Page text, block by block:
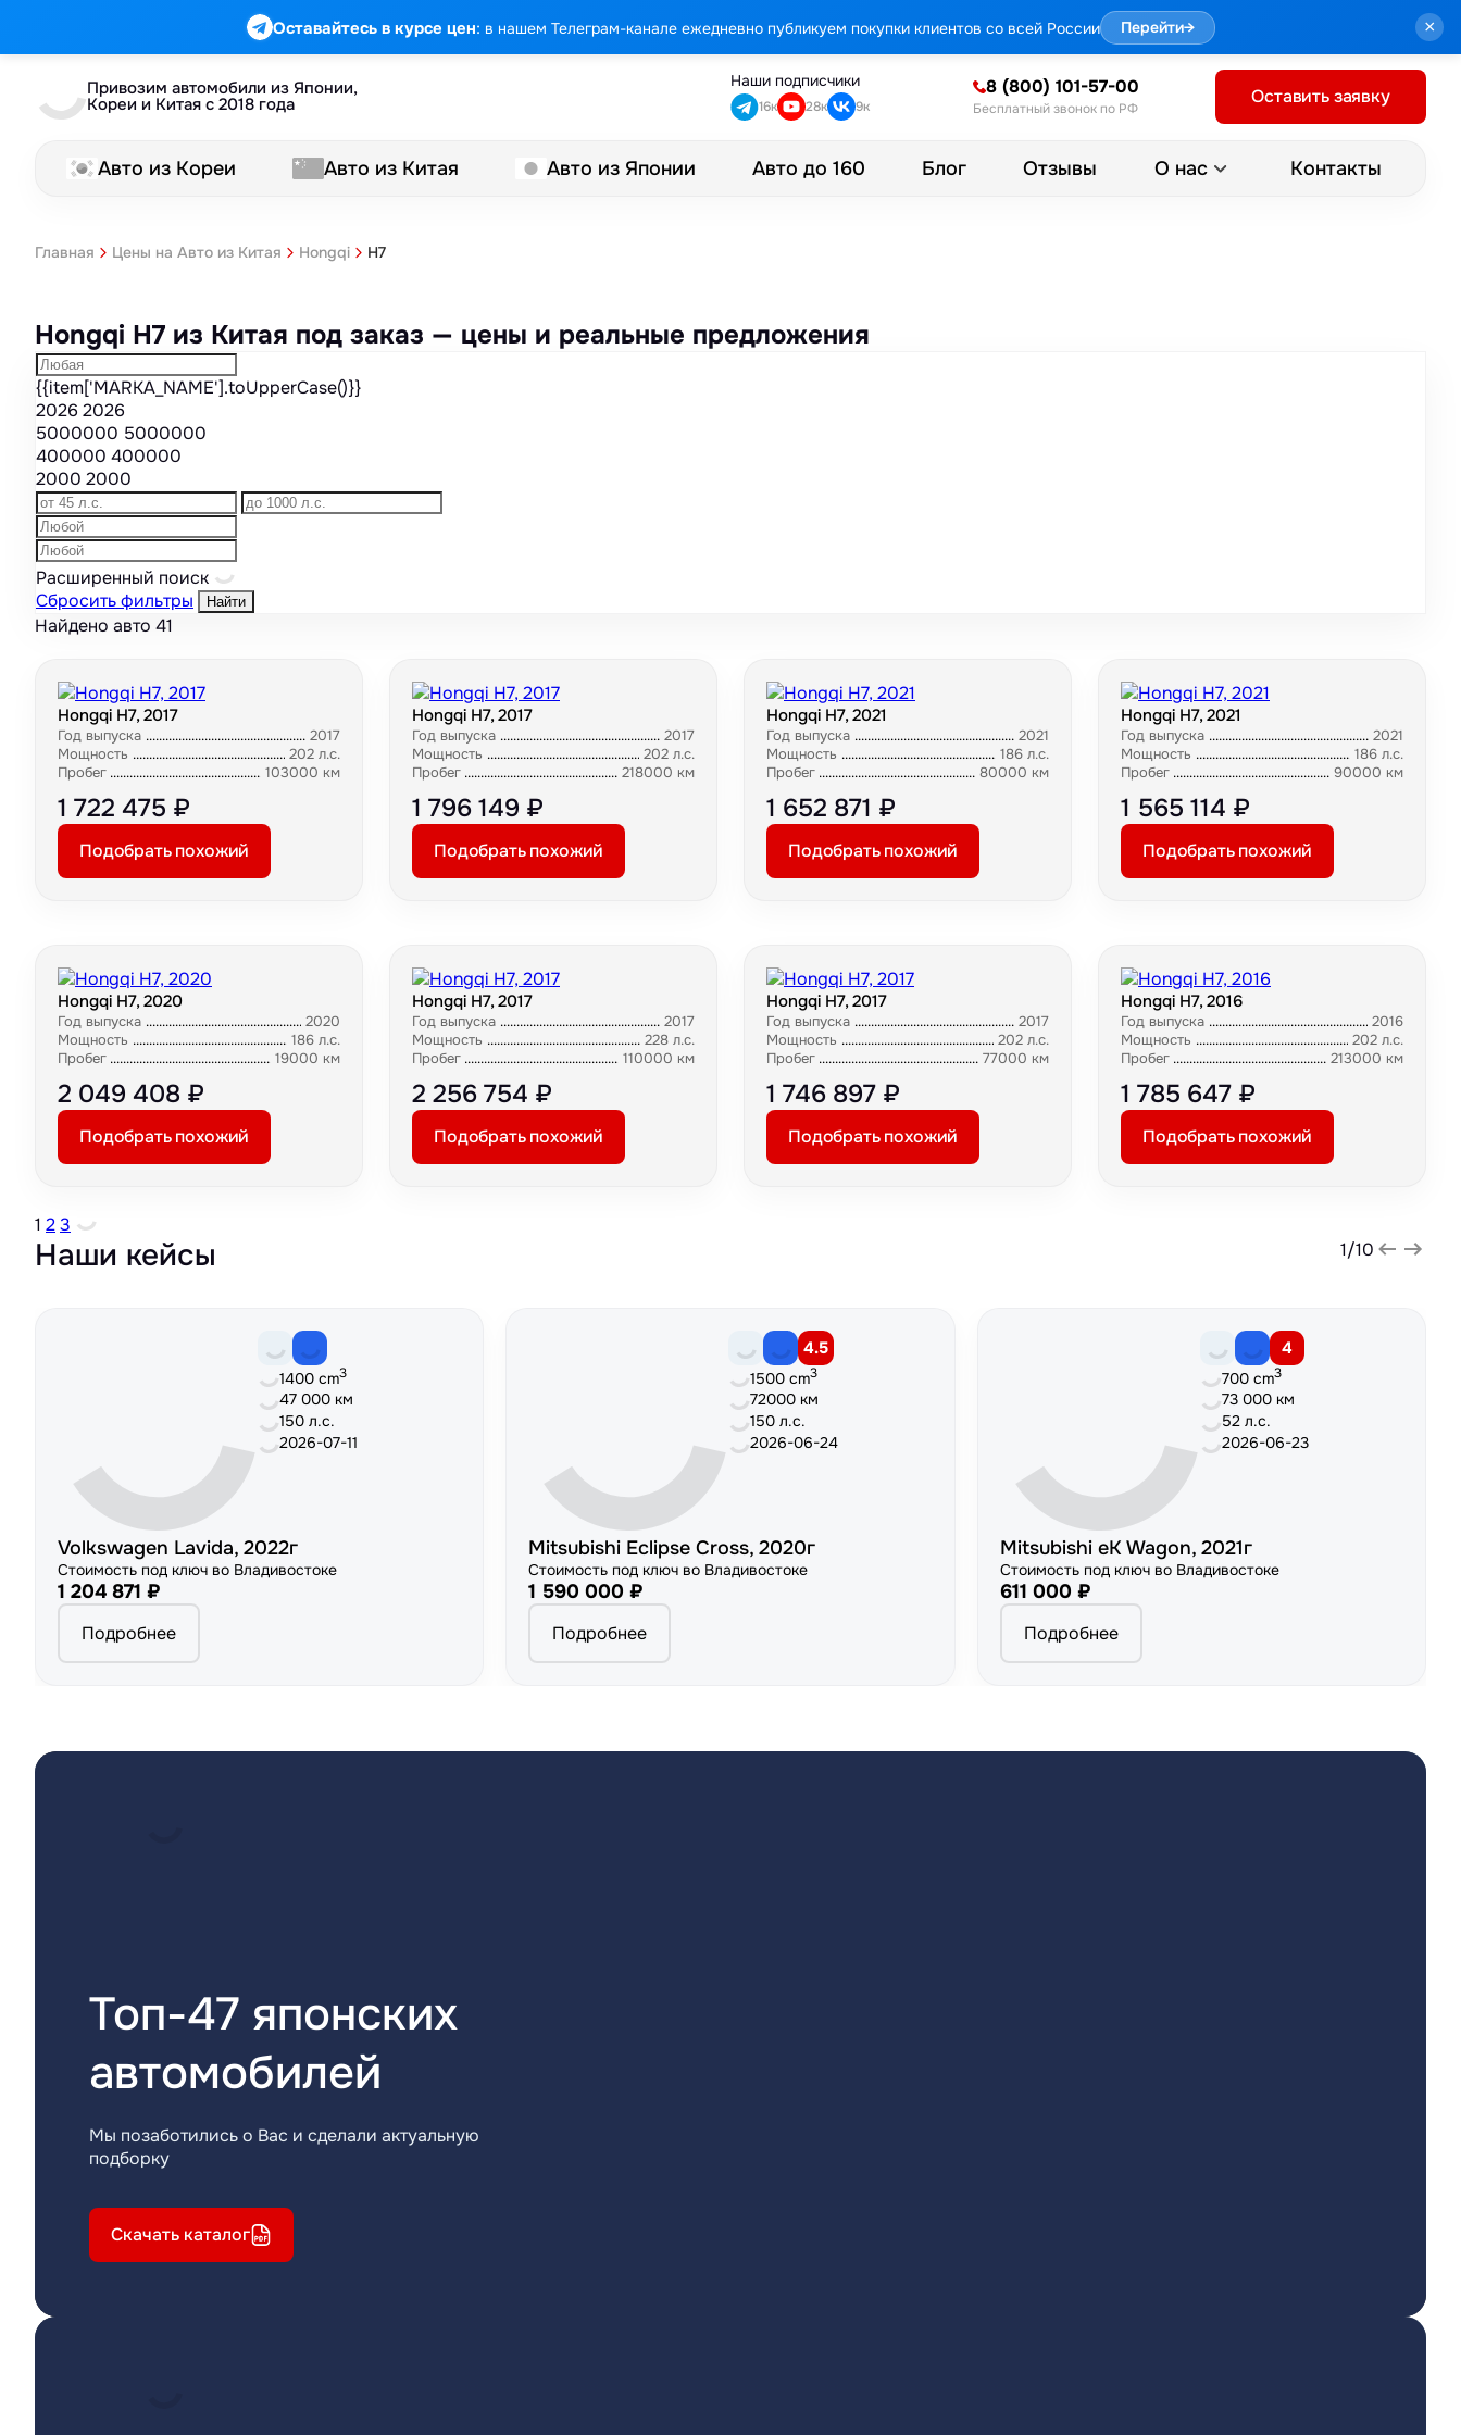
Оставайтесь в курсе цен: в нашем Телеграм-канале ежедневно публикуем покупки клиентов со всей России Перейти→ ×
Привозим автомобили из Японии,
Кореи и Китая с 2018 года
Наши подписчики
16к 28к 9к
8 (800) 101-57-00
Бесплатный звонок по РФ
Оставить заявку
Авто из Кореи Авто из Китая Авто из Японии Авто до 160 Блог Отзывы О нас Контакты
Главная Цены на Авто из Китая Hongqi H7
Hongqi H7 из Китая под заказ — цены и реальные предложения
{{item['MARKA_NAME'].toUpperCase()}}
2026 2026
5000000 5000000
400000 400000
2000 2000
Расширенный поиск
Сбросить фильтры
Найти
Найдено авто 41
Hongqi H7, 2017
Год выпуска
2017
Мощность
202 л.с.
Пробег
103000 км
1 722 475 ₽
Подобрать похожий
Hongqi H7, 2017
Год выпуска
2017
Мощность
202 л.с.
Пробег
218000 км
1 796 149 ₽
Подобрать похожий
Hongqi H7, 2021
Год выпуска
2021
Мощность
186 л.с.
Пробег
80000 км
1 652 871 ₽
Подобрать похожий
Hongqi H7, 2021
Год выпуска
2021
Мощность
186 л.с.
Пробег
90000 км
1 565 114 ₽
Подобрать похожий
Hongqi H7, 2020
Год выпуска
2020
Мощность
186 л.с.
Пробег
19000 км
2 049 408 ₽
Подобрать похожий
Hongqi H7, 2017
Год выпуска
2017
Мощность
228 л.с.
Пробег
110000 км
2 256 754 ₽
Подобрать похожий
Hongqi H7, 2017
Год выпуска
2017
Мощность
202 л.с.
Пробег
77000 км
1 746 897 ₽
Подобрать похожий
Hongqi H7, 2016
Год выпуска
2016
Мощность
202 л.с.
Пробег
213000 км
1 785 647 ₽
Подобрать похожий
1 23
Наши кейсы 1/10
1400 cm3
47 000 км
150 л.с.
2026-07-11
Volkswagen Lavida, 2022г
Стоимость под ключ во Владивостоке
1 204 871 ₽
Подробнее
4.5
1500 cm3
72000 км
150 л.с.
2026-06-24
Mitsubishi Eclipse Cross, 2020г
Стоимость под ключ во Владивостоке
1 590 000 ₽
Подробнее
4
700 cm3
73 000 км
52 л.с.
2026-06-23
Mitsubishi eK Wagon, 2021г
Стоимость под ключ во Владивостоке
611 000 ₽
Подробнее
Топ-47 японских
автомобилей
Мы позаботились о Вас и сделали актуальную
подборку
Скачать каталог